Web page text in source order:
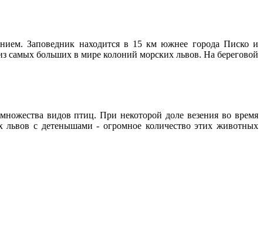
Заповедник находится в 15 км южнее города Писко и
самых больших в мире колоний морских львов. На береговой
видов птиц. При некоторой доле везения во время
с детенышами - огромное количество этих животных